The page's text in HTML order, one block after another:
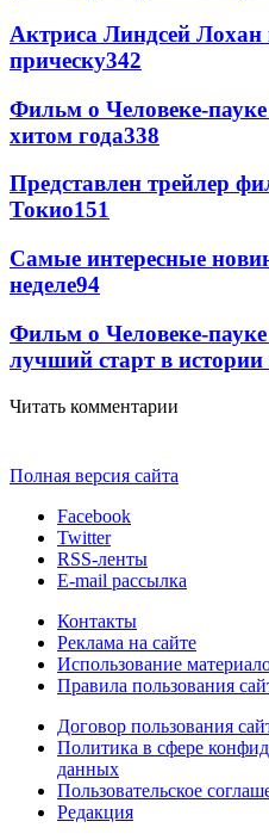
Актриса Линдсей
прическу342
Фильм о Человеке-
хитом года338
Представлен трейлер
Токио151
Самые интересные
неделе94
Фильм о Человеке-
лучший старт в истории
Читать комментарии
Полная версия сайта
Facebook
Twitter
RSS-ленты
E-mail рассылка
Контакты
Реклама на сайте
Использование
Правила пользования
Договор пользования
Политика в сфере
данных
Пользовательское
Редакция